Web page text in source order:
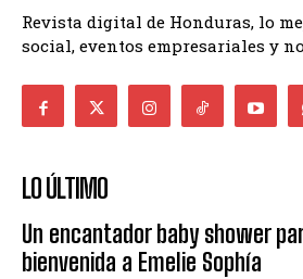
Revista digital de Honduras, lo
social, eventos empresariales y
LO ÚLTIMO
Un encantador baby shower
bienvenida a Emelie Sophía